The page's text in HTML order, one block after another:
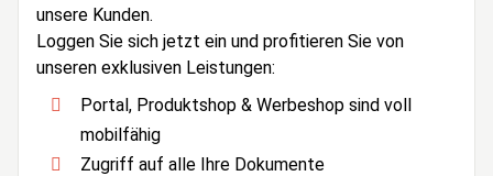
unsere Kunden.
Loggen Sie sich jetzt ein und profitieren Sie von
unseren exklusiven Leistungen:
Portal, Produktshop & Werbeshop sind voll
mobilfähig
Zugriff auf alle Ihre Dokumente